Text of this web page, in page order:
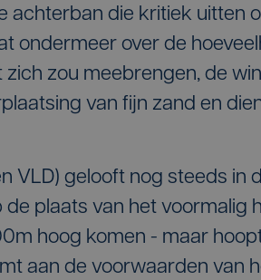
achterban die kritiek uitten
ondermeer over de
zou meebrengen, de
van fijn zand en
VLD) gelooft nog steeds in
plaats van het voormalig
hoog komen - maar
aan de voorwaarden van